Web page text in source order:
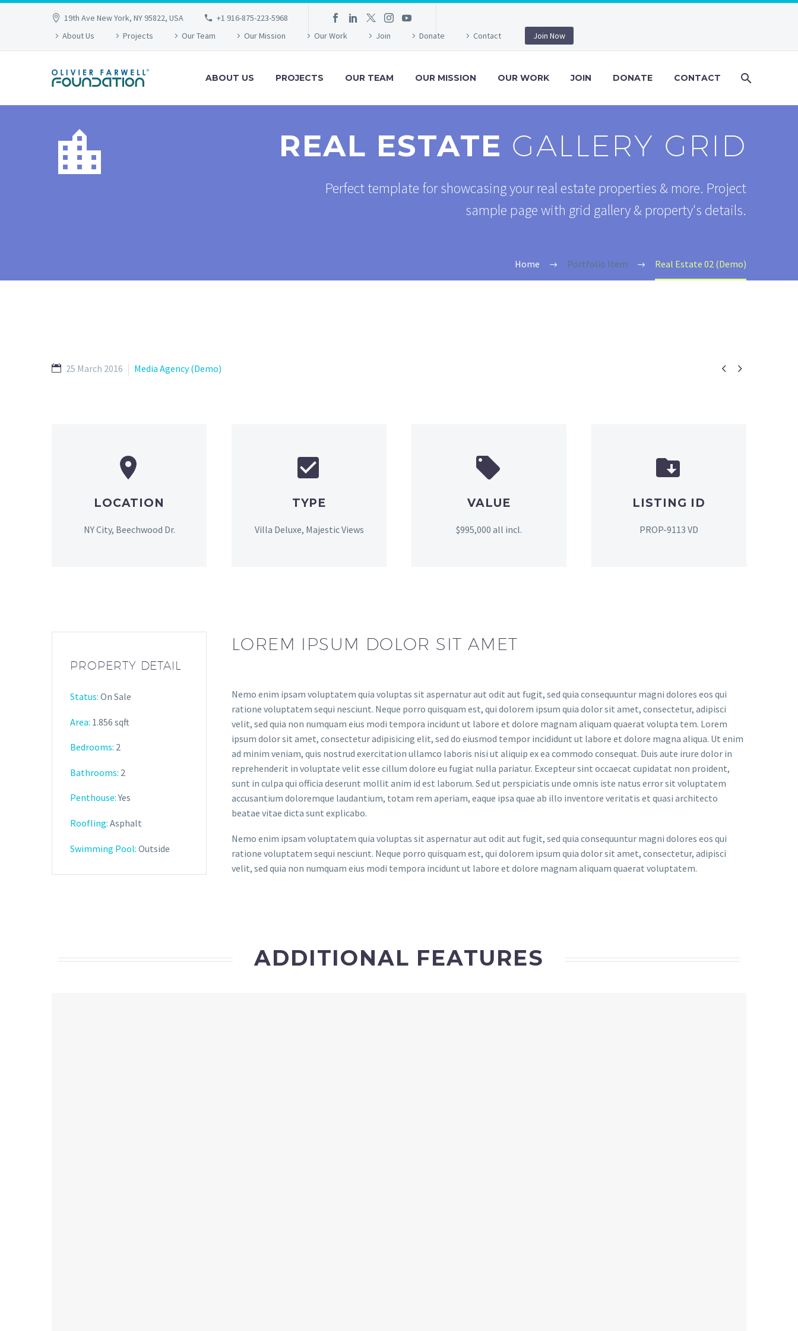
19th Ave New York, NY 95822, USA
+1 916-875-223-5968
About Us
Projects Our Team Our Mission Our Work Join Donate Contact Join Now
ABOUT US PROJECTS OUR TEAM OUR MISSION OUR WORK JOIN DONATE CONTACT

 REAL ESTATE GALLERY GRID
Perfect template for showcasing your real estate properties & more. Project
sample page with grid gallery & property's details.
Home Portfolio Item Real Estate 02 (Demo)
 
25 March 2016 Media Agency (Demo)


LOCATION
NY City, Beechwood Dr.


TYPE
Villa Deluxe, Majestic Views


VALUE
$995,000 all incl.


LISTING ID
PROP-9113 VD
PROPERTY DETAIL
Status: On Sale
Area: 1.856 sqft
Bedrooms: 2
Bathrooms: 2
Penthouse:Yes
Roofling: Asphalt
Swimming Pool: Outside
LOREM IPSUM DOLOR SIT AMET
Nemo enim ipsam voluptatem quia voluptas sit aspernatur aut odit aut fugit, sed quia consequuntur magni dolores eos qui
ratione voluptatem sequi nesciunt. Neque porro quisquam est, qui dolorem ipsum quia dolor sit amet, consectetur, adipisci
velit, sed quia non numquam eius modi tempora incidunt ut labore et dolore magnam aliquam quaerat volupta tem. Lorem
ipsum dolor sit amet, consectetur adipisicing elit, sed do eiusmod tempor incididunt ut labore et dolore magna aliqua. Ut enim
ad minim veniam, quis nostrud exercitation ullamco laboris nisi ut aliquip ex ea commodo consequat. Duis aute irure dolor in
reprehenderit in voluptate velit esse cillum dolore eu fugiat nulla pariatur. Excepteur sint occaecat cupidatat non proident,
sunt in culpa qui officia deserunt mollit anim id est laborum. Sed ut perspiciatis unde omnis iste natus error sit voluptatem
accusantium doloremque laudantium, totam rem aperiam, eaque ipsa quae ab illo inventore veritatis et quasi architecto
beatae vitae dicta sunt explicabo.
Nemo enim ipsam voluptatem quia voluptas sit aspernatur aut odit aut fugit, sed quia consequuntur magni dolores eos qui
ratione voluptatem sequi nesciunt. Neque porro quisquam est, qui dolorem ipsum quia dolor sit amet, consectetur, adipisci
velit, sed quia non numquam eius modi tempora incidunt ut labore et dolore magnam aliquam quaerat voluptatem.
ADDITIONAL FEATURES